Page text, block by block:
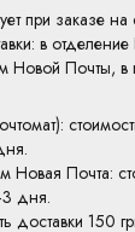
при заказе
в
Новой Почты, в
Новая Почта:
дня.
доставки 150